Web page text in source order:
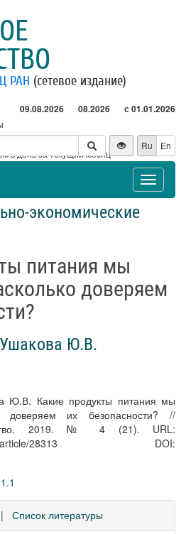
РАН (сетевое издание)
09.08.2026 08.2026 с 01.01.2026
в день за текущий месяц
Ru En
Toggle
экономические
питания мы
доверяем
Ушакова Ю.В.
Ю.В. Какие продукты питания мы
доверяем их безопасности? //
2019. № 4 (21). URL:
article/28313 DOI:
| Список литературы